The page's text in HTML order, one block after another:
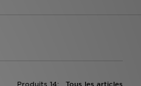
Tous les articles
Produits 14: